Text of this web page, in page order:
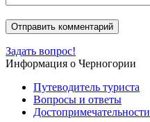
Задать вопрос!
Информация о Черногории
Путеводитель туриста
Вопросы и ответы
Достопримечательности